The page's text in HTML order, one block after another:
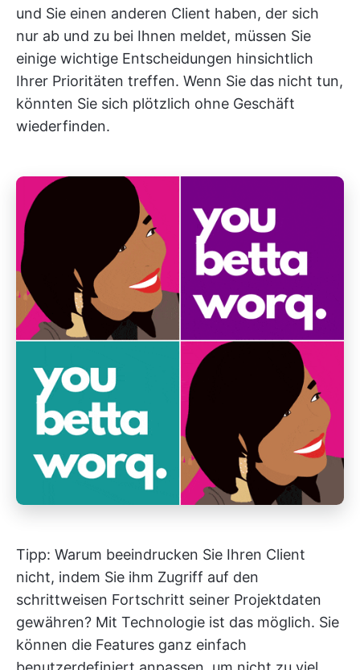
und Sie einen anderen Client haben, der sich
nur ab und zu bei Ihnen meldet, müssen Sie
einige wichtige Entscheidungen hinsichtlich
Ihrer Prioritäten treffen. Wenn Sie das nicht tun,
könnten Sie sich plötzlich ohne Geschäft
wiederfinden.
Tipp: Warum beeindrucken Sie Ihren Client
nicht, indem Sie ihm Zugriff auf den
schrittweisen Fortschritt seiner Projektdaten
gewähren? Mit Technologie ist das möglich. Sie
können die Features ganz einfach